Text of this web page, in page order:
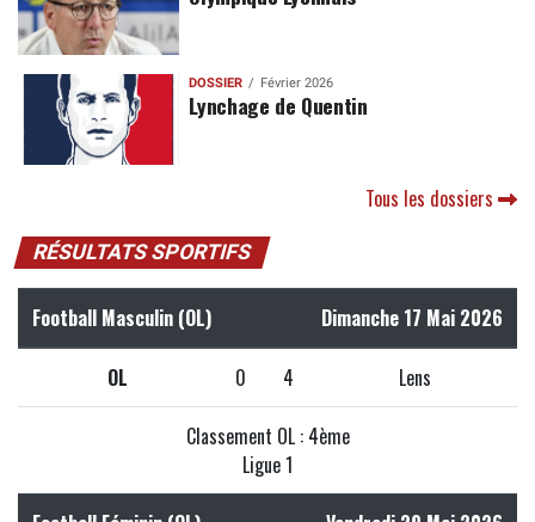
DOSSIER Février 2026
Lynchage de Quentin
Tous les dossiers
RÉSULTATS SPORTIFS
Football Masculin (OL) Dimanche 17 Mai 2026
OL 0 4 Lens
Classement OL : 4ème
Ligue 1